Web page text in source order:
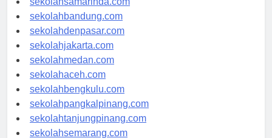
sekolahsamarinda.com
sekolahbandung.com
sekolahdenpasar.com
sekolahjakarta.com
sekolahmedan.com
sekolahaceh.com
sekolahbengkulu.com
sekolahpangkalpinang.com
sekolahtanjungpinang.com